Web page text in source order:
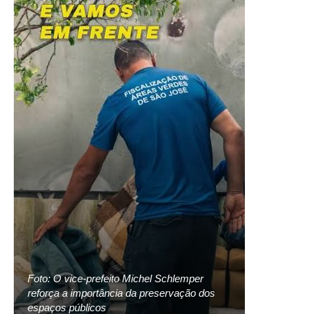
Foto: O vice-prefeito Michel Schlemper
reforça a importância da preservação dos
espaços públicos